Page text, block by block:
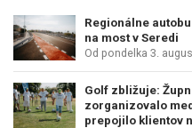
Regionálne
na most v Seredi
Od pondelka 3.
Golf zbližuje:
zorganizovalo
prepojilo klientov
OCHRANA OSOBNÝCH
COPYRIGHT © PERFECTS,